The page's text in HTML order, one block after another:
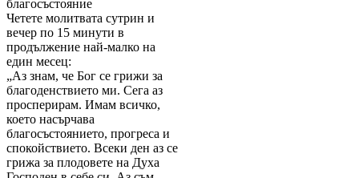
Четете молитвата сутрин и
вечер по 15 минути в
продължение най-малко на
един месец:
„Аз знам, че Бог се грижи за
благоденствието ми. Сега аз
просперирам. Имам всичко,
което насърчава
благосъстоянието, прогреса и
спокойствието. Всеки ден аз се
грижа за плодовете на Духа